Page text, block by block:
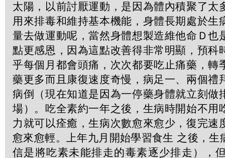
太陽，以前討厭運動，是因為體內積聚了太
用來排毒和維持基本機能，身體長期處於生
量去做運動呢，當然身體想製造維他命Ｄ也
點更感恩，因為這點改善得非常明顯，預科
乎每個月都會頭痛，次次都要吃止痛藥，轉
藥更多而且康復速度奇慢，病足一、兩個禮
病倒（現在知道是因為一停藥身體就立刻做
場）。吃全素約一年之後，生病時開始不用
力就可以痊癒，生病次數愈來愈少，復完速
愈來愈輕。上年九月開始學習食生 之後，生
信是將吃素未能排走的毒素逐少排走），